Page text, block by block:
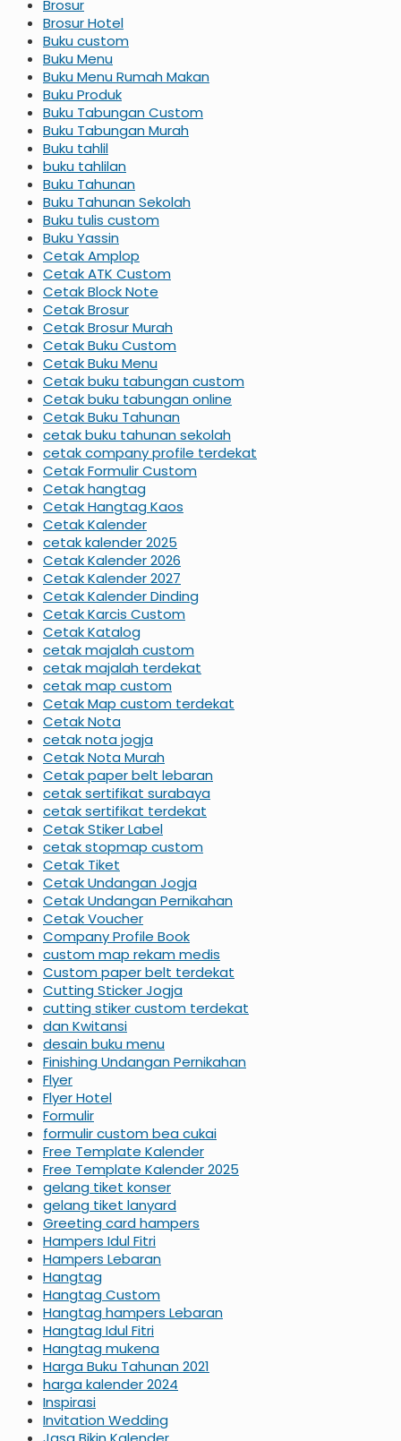
Brosur
Brosur Hotel
Buku custom
Buku Menu
Buku Menu Rumah Makan
Buku Produk
Buku Tabungan Custom
Buku Tabungan Murah
Buku tahlil
buku tahlilan
Buku Tahunan
Buku Tahunan Sekolah
Buku tulis custom
Buku Yassin
Cetak Amplop
Cetak ATK Custom
Cetak Block Note
Cetak Brosur
Cetak Brosur Murah
Cetak Buku Custom
Cetak Buku Menu
Cetak buku tabungan custom
Cetak buku tabungan online
Cetak Buku Tahunan
cetak buku tahunan sekolah
cetak company profile terdekat
Cetak Formulir Custom
Cetak hangtag
Cetak Hangtag Kaos
Cetak Kalender
cetak kalender 2025
Cetak Kalender 2026
Cetak Kalender 2027
Cetak Kalender Dinding
Cetak Karcis Custom
Cetak Katalog
cetak majalah custom
cetak majalah terdekat
cetak map custom
Cetak Map custom terdekat
Cetak Nota
cetak nota jogja
Cetak Nota Murah
Cetak paper belt lebaran
cetak sertifikat surabaya
cetak sertifikat terdekat
Cetak Stiker Label
cetak stopmap custom
Cetak Tiket
Cetak Undangan Jogja
Cetak Undangan Pernikahan
Cetak Voucher
Company Profile Book
custom map rekam medis
Custom paper belt terdekat
Cutting Sticker Jogja
cutting stiker custom terdekat
dan Kwitansi
desain buku menu
Finishing Undangan Pernikahan
Flyer
Flyer Hotel
Formulir
formulir custom bea cukai
Free Template Kalender
Free Template Kalender 2025
gelang tiket konser
gelang tiket lanyard
Greeting card hampers
Hampers Idul Fitri
Hampers Lebaran
Hangtag
Hangtag Custom
Hangtag hampers Lebaran
Hangtag Idul Fitri
Hangtag mukena
Harga Buku Tahunan 2021
harga kalender 2024
Inspirasi
Invitation Wedding